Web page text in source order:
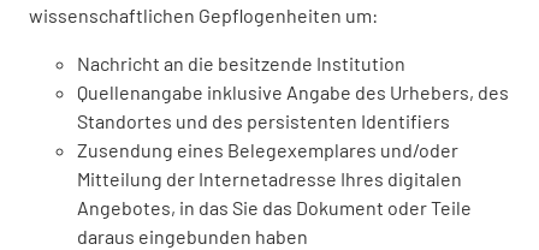
wissenschaftlichen Gepflogenheiten um:
Nachricht an die besitzende Institution
Quellenangabe inklusive Angabe des Urhebers, des
Standortes und des persistenten Identifiers
Zusendung eines Belegexemplares und/oder
Mitteilung der Internetadresse Ihres digitalen
Angebotes, in das Sie das Dokument oder Teile
daraus eingebunden haben